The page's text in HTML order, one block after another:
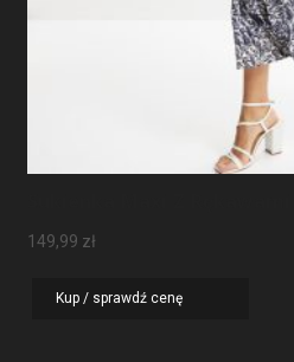
149,99 zł
Kup / sprawdź cenę